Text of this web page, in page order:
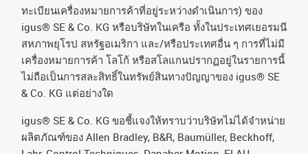
ทะเบียนเครื่องหมายการค้าที่อยู่ระหว่างดำเนินการ) ของ
igus® SE & Co. KG หรือบริษัทในเครือ ทั้งในประเทศเยอรมนี
สหภาพยุโรป สหรัฐอเมริกา และ/หรือประเทศอื่น ๆ การที่ไม่มี
เครื่องหมายการค้า โลโก้ หรือสโลแกนปรากฏอยู่ในรายการนี้
ไม่ถือเป็นการสละสิทธิ์ในทรัพย์สินทางปัญญาของ igus® SE
& Co. KG แต่อย่างใด
igus® SE & Co. KG ขอชี้แจงให้ทราบว่าบริษัทไม่ได้จําหน่าย
ผลิตภัณฑ์ของ Allen Bradley, B&R, Baumüller, Beckhoff,